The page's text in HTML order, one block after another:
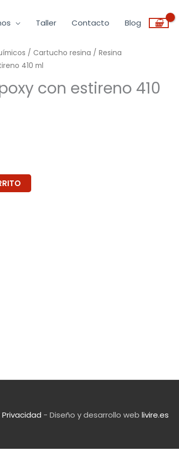
Taller Contacto Blog
/Cartucho resina /Resina
410 ml
con estireno 410
- Diseño y desarrollo web livire.es